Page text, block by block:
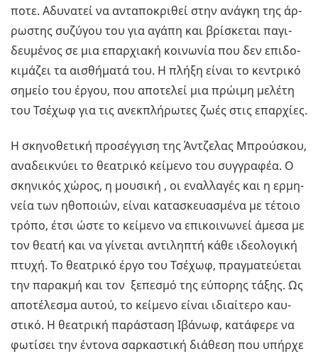
πο­τε. Αδυ­να­τεί να αντα­πο­κρι­θεί στην ανά­γκη της άρ­
ρω­στης συ­ζύ­γου του για αγάπη και βρί­σκε­ται πα­γι­
δευ­μέ­νος σε μια επαρ­χια­κή κοι­νω­νία που δεν επι­δο­
κι­μά­ζει τα αι­σθή­μα­τά του. Η πλήξη είναι το κε­ντρι­κό
ση­μείο του έργου, που απο­τε­λεί μια πρώ­ι­μη με­λέ­τη
του Τσέ­χωφ για τις ανεκ­πλή­ρω­τες ζωές στις επαρ­χί­ες.
H σκη­νο­θε­τι­κή προ­σέγ­γι­ση της Άν­τζε­λας Μπρού­σκου,
ανα­δει­κνύ­ει το θε­α­τρι­κό κεί­με­νο του συγ­γρα­φέα. Ο
σκη­νι­κός χώρος, η μου­σι­κή , οι εναλ­λα­γές και η ερ­μη­
νεία των ηθο­ποιών, είναι κα­τα­σκευα­σμέ­να με τέ­τοιο
τρόπο, έτσι ώστε το κεί­με­νο να επι­κοι­νω­νεί άμεσα με
τον θεατή και να γί­νε­ται αντι­λη­πτή κάθε ιδε­ο­λο­γι­κή
πτυχή. Το θε­α­τρι­κό έργο του Τσέ­χωφ, πραγ­μα­τεύ­ε­ται
την πα­ρακ­μή και τον ξε­πε­σμό της εύ­πο­ρης τάξης. Ως
απο­τέ­λε­σμα αυτού, το κεί­με­νο είναι ιδιαί­τε­ρο καυ­
στι­κό. Η θε­α­τρι­κή πα­ρά­στα­ση Ιβά­νωφ, κα­τά­φε­ρε να
φω­τί­σει την έντο­να σαρ­κα­στι­κή διά­θε­ση που υπήρ­χε